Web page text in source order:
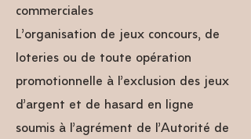
commerciales
L’organisation de jeux concours, de
loteries ou de toute opération
promotionnelle à l’exclusion des jeux
d’argent et de hasard en ligne
soumis à l’agrément de l’Autorité de